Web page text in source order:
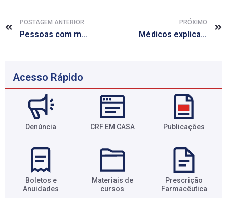
POSTAGEM ANTERIOR
Pessoas com maior risco cardíaco subestimam chance de problema
PRÓXIMO
Médicos explicam como funcionam os transplantes entre pessoas vivas
Acesso Rápido
Denúncia CRF EM CASA Publicações
Boletos e
Anuidades​
Materiais de
cursos​
Prescrição
Farmacêutica​